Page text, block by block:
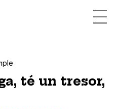
té un tresor,